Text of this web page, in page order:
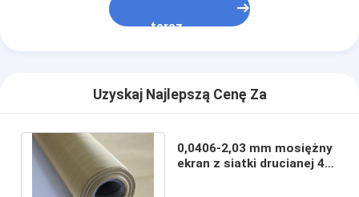
teraz
Uzyskaj Najlepszą Cenę Za
0,0406-2,03 mm mosiężny
ekran z siatki drucianej 40